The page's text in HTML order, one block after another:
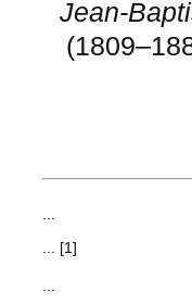
Jean-
... [1]